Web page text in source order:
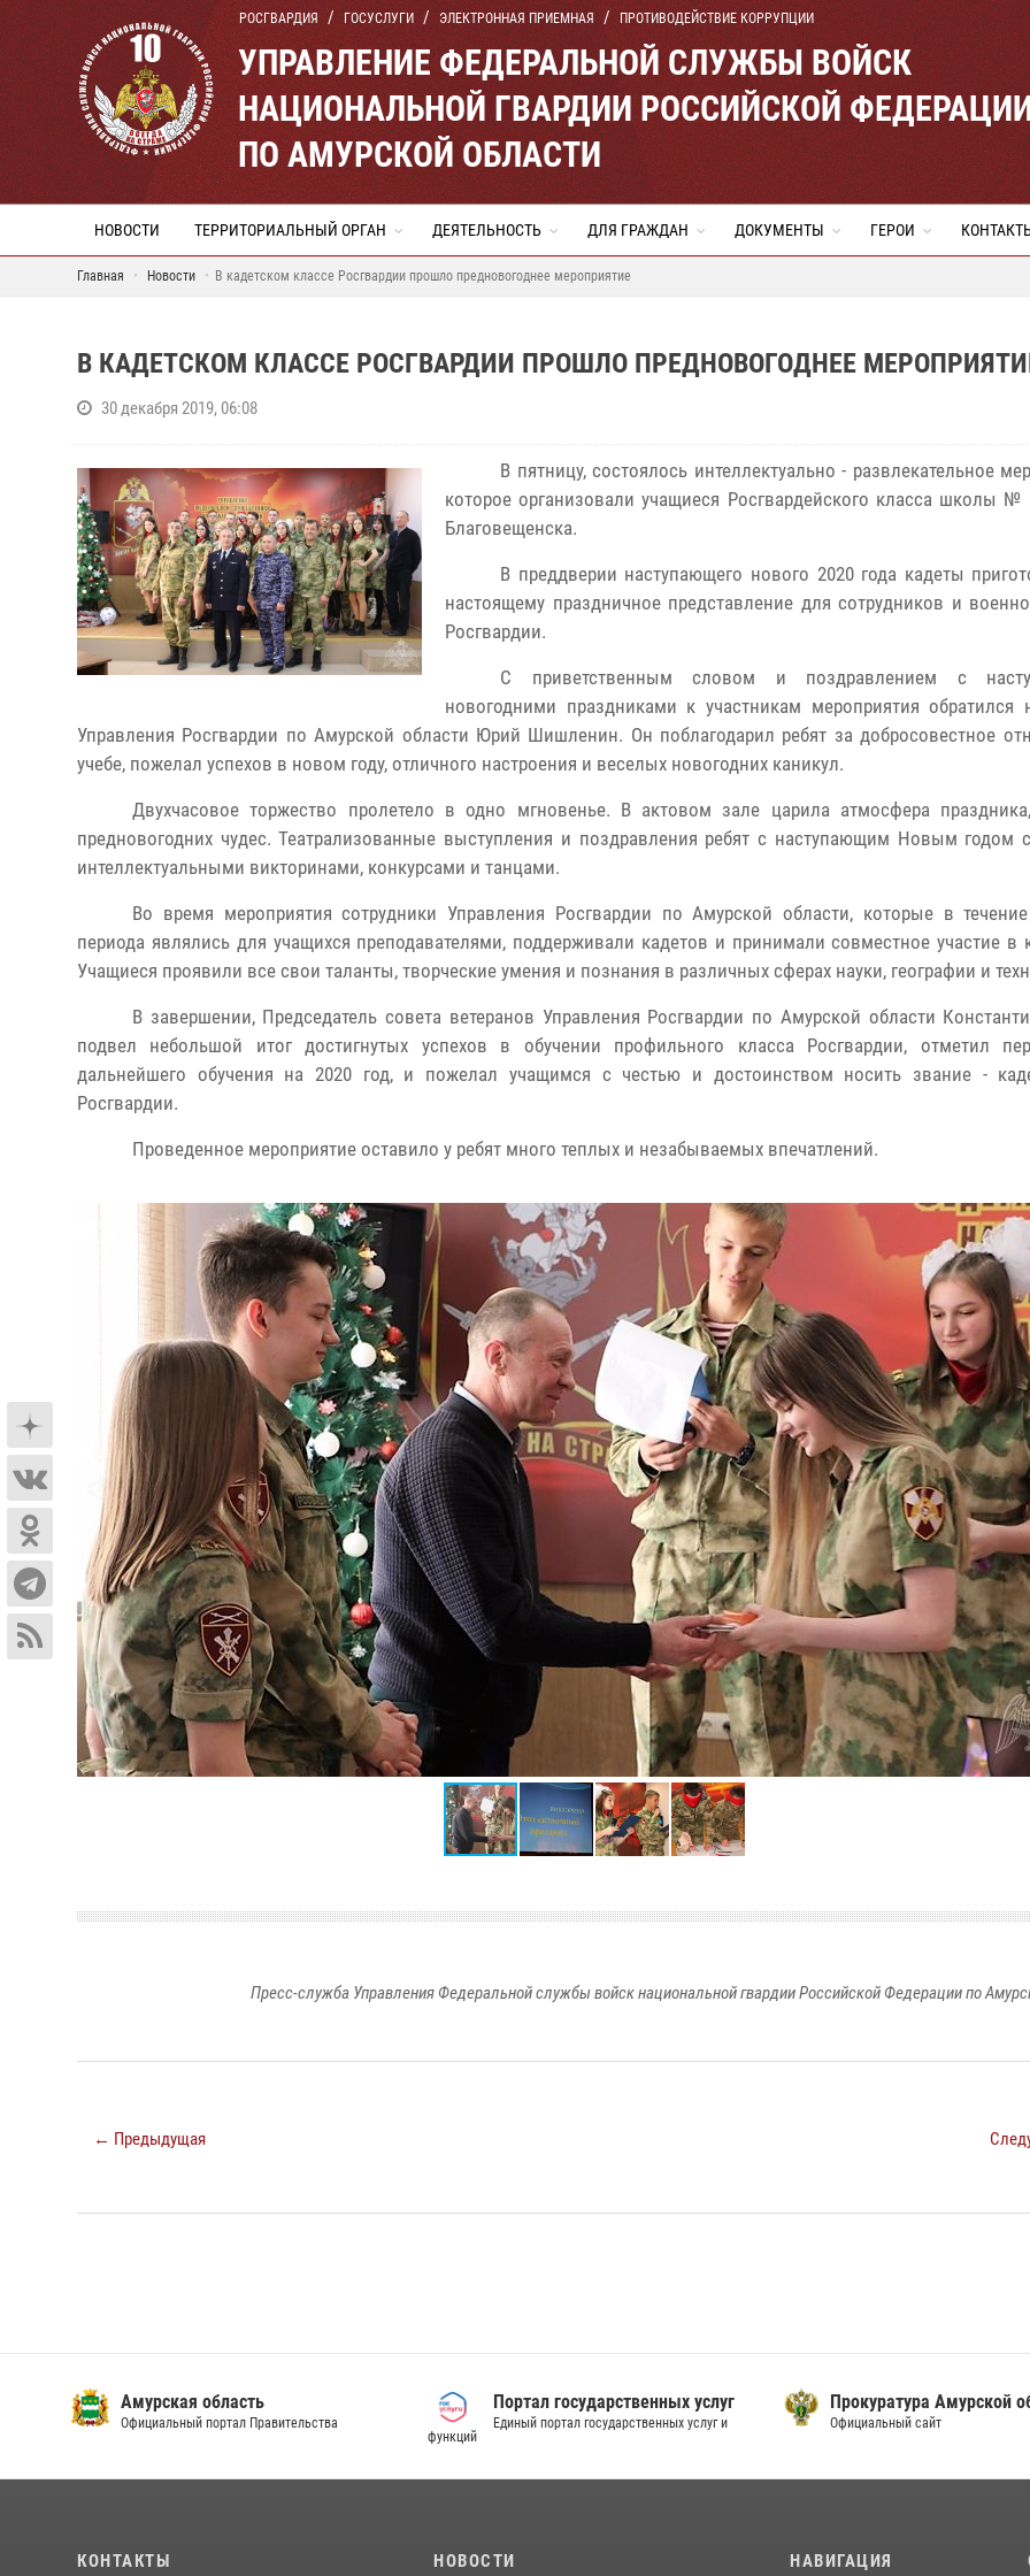
РОСГВАРДИЯ ГОСУСЛУГИ ЭЛЕКТРОННАЯ ПРИЕМНАЯ ПРОТИВОДЕЙСТВИЕ КОРРУПЦИИ
УПРАВЛЕНИЕ ФЕДЕРАЛЬНОЙ СЛУЖБЫ ВОЙСК
НАЦИОНАЛЬНОЙ ГВАРДИИ РОССИЙСКОЙ
ПО АМУРСКОЙ ОБЛАСТИ
НОВОСТИ ТЕРРИТОРИАЛЬНЫЙ ОРГАН ДЕЯТЕЛЬНОСТЬ ДЛЯ ГРАЖДАН ДОКУМЕНТЫ ГЕРОИ
Главная Новости В кадетском классе Росгвардии прошло предновогоднее мероприятие
В КАДЕТСКОМ КЛАССЕ РОСГВАРДИИ ПРОШЛО ПРЕДНОВОГОДНЕЕ
30 декабря 2019, 06:08
В пятницу, состоялось интеллектуально - развлекательное
которое организовали учащиеся Росгвардейского класса школы №
Благовещенска.
В преддверии наступающего нового 2020 года кадеты
настоящему праздничное представление для сотрудников и
Росгвардии.
С приветственным словом и поздравлением с
новогодними праздниками к участникам мероприятия обратился
Управления Росгвардии по Амурской области Юрий Шишленин. Он поблагодарил ребят за добросовестное
учебе, пожелал успехов в новом году, отличного настроения и веселых новогодних каникул.
Двухчасовое торжество пролетело в одно мгновенье. В актовом зале царила атмосфера
предновогодних чудес. Театрализованные выступления и поздравления ребят с наступающим Новым годом
интеллектуальными викторинами, конкурсами и танцами.
Во время мероприятия сотрудники Управления Росгвардии по Амурской области, которые в течение
периода являлись для учащихся преподавателями, поддерживали кадетов и принимали совместное участие в
Учащиеся проявили все свои таланты, творческие умения и познания в различных сферах науки, географии и
В завершении, Председатель совета ветеранов Управления Росгвардии по Амурской области
подвел небольшой итог достигнутых успехов в обучении профильного класса Росгвардии, отметил
дальнейшего обучения на 2020 год, и пожелал учащимся с честью и достоинством носить звание -
Росгвардии.
Проведенное мероприятие оставило у ребят много теплых и незабываемых впечатлений.
Пресс-служба Управления Федеральной службы войск национальной гвардии Российской Федерации по
← Предыдущая
Амурская область
Официальный портал Правительства
Портал государственных услуг
Единый портал государственных услуг и
функций
Прокуратура Амурской
Официальный сайт
КОНТАКТЫ НОВОСТИ НАВИГАЦИЯ